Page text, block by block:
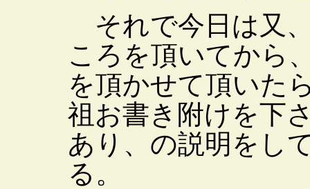
それで今日は又
ころを頂いてから
を頂かせて頂いた
祖お書き附けを下
あり、の説明をし
る。